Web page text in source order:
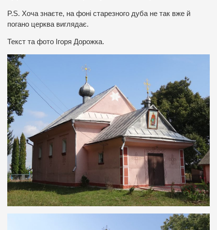
P.S. Хоча знаєте, на фоні старезного дуба не так вже й
погано церква виглядає.
Текст та фото Ігоря Дорожка.